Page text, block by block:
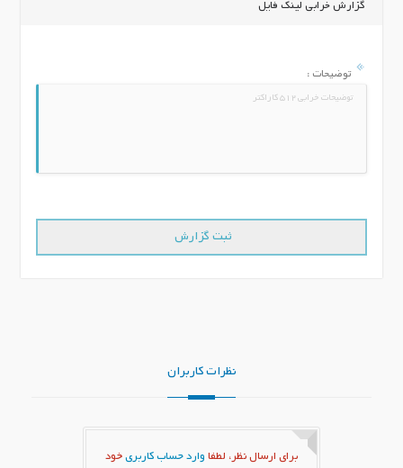
گزارش خرابی لینک فایل
توضیحات :
نظرات کاربران
برای ارسال نظر، لطفا وارد حساب کاربری خود